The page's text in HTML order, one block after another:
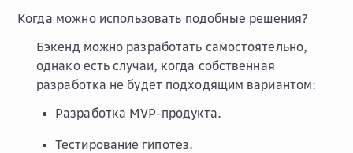
Когда можно использовать подобные решения?
Бэкенд можно разработать самостоятельно,
однако есть случаи, когда собственная
разработка не будет подходящим вариантом:
Разработка MVP-продукта.
Тестирование гипотез.